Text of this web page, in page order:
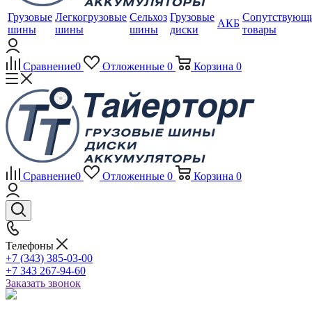
Грузовые
шины
Легкогрузовые
шины
Сельхоз
шины
Грузовые
диски
АКБ
товары
Сравнение0 Отложенные 0 Корзина 0
Сравнение0 Отложенные 0 Корзина 0
Телефоны
+7 (343) 385-03-00
+7 343 267-94-60
Заказать звонок